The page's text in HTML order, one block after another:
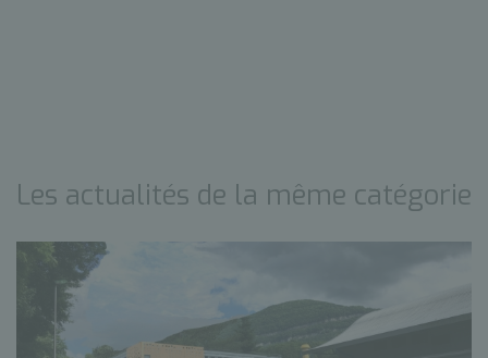
Les actualités de la même catégorie